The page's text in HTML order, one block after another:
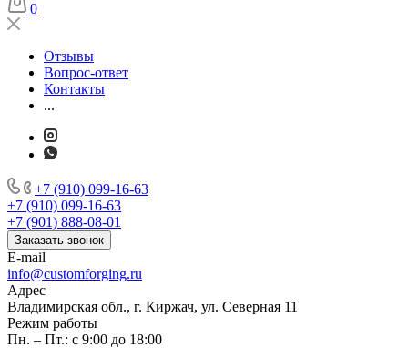
0
Отзывы
Вопрос-ответ
Контакты
...
+7 (910) 099-16-63
+7 (910) 099-16-63
+7 (901) 888-08-01
Заказать звонок
E-mail
info@customforging.ru
Адрес
Владимирская обл., г. Киржач, ул. Северная 11
Режим работы
Пн. – Пт.: с 9:00 до 18:00